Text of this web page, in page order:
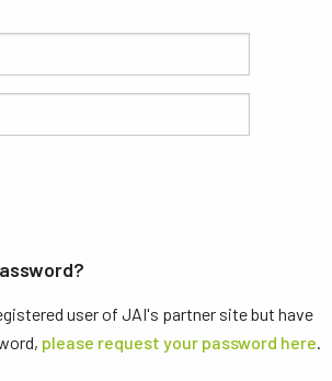
user of JAI's partner site but have
please request your password here.